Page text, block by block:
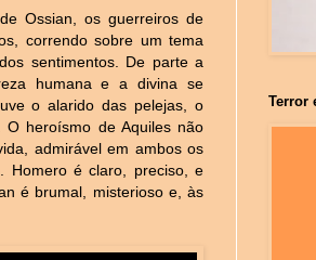
Ossian, os guerreiros de
correndo sobre um tema
sentimentos. De parte a
humana e a divina se
o alarido das pelejas, o
heroísmo de Aquiles não
admirável em ambos os
Homero é claro, preciso, e
é brumal, misterioso e, às
Terror